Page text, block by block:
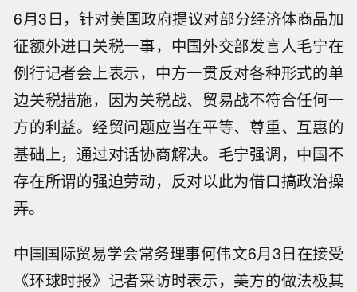
6月3日，针对美国政府提议对部分经济体商品加
征额外进口关税一事，中国外交部发言人毛宁在
例行记者会上表示，中方一贯反对各种形式的单
边关税措施，因为关税战、贸易战不符合任何一
方的利益。经贸问题应当在平等、尊重、互惠的
基础上，通过对话协商解决。毛宁强调，中国不
存在所谓的强迫劳动，反对以此为借口搞政治操
弄。
中国国际贸易学会常务理事何伟文6月3日在接受
《环球时报》记者采访时表示，美方的做法极其